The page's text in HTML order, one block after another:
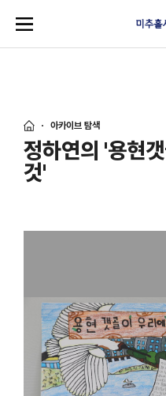
아카이브 탐색
정하연의 '용현
것'